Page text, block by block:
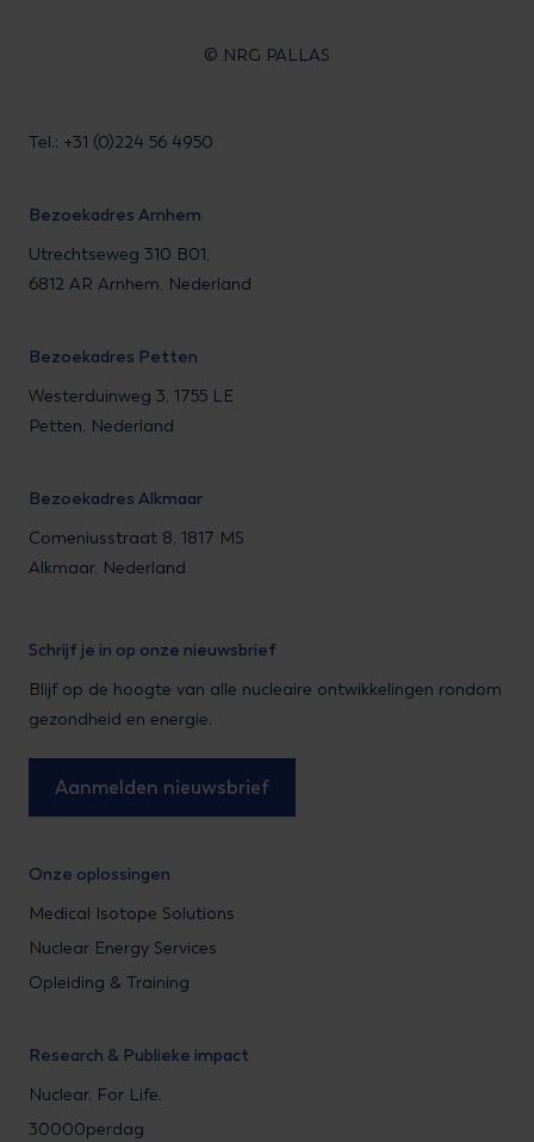
© NRG PALLAS
Tel.: +31 (0)224 56 4950
Bezoekadres Arnhem
Utrechtseweg 310 B01,
6812 AR Arnhem, Nederland
Bezoekadres Petten
Westerduinweg 3, 1755 LE
Petten, Nederland
Bezoekadres Alkmaar
Comeniusstraat 8, 1817 MS
Alkmaar, Nederland
Schrijf je in op onze nieuwsbrief
Blijf op de hoogte van alle nucleaire ontwikkelingen rondom
gezondheid en energie.
Aanmelden nieuwsbrief
Onze oplossingen
Medical Isotope Solutions
Nuclear Energy Services
Opleiding & Training
Research & Publieke impact
Nuclear. For Life.
30000perdag